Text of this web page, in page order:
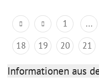
1 ...
18
19 20 21
Informationen aus